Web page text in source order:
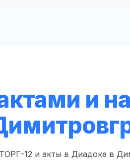
и
12 и акты в Диадоке в